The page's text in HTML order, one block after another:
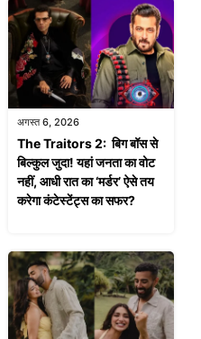
अगस्त 6, 2026
The Traitors 2: बिग बॉस से
बिल्कुल जुदा! यहां जनता का वोट
नहीं, आधी रात का ‘मर्डर’ ऐसे तय
करेगा कंटेस्टेंट्स का सफर?